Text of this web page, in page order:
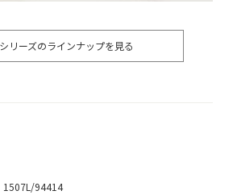
リーズのラインナップを見る
1507L/94414